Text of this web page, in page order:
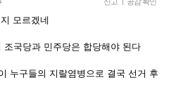
모르겠네
국당과 민주당은 합당해야 된다
누구들의 지랄염병으로 결국 선거 후